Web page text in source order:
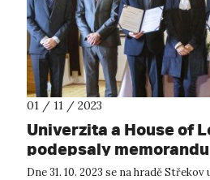
01 / 11 / 2023
Univerzita a House of
podepsaly
Dne 31. 10. 2023 se na hradě